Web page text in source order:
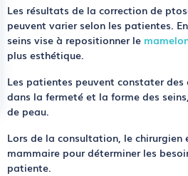
Les résultats de la correction de
peuvent varier selon les patientes.
seins vise à repositionner le
plus esthétique.
Les patientes peuvent constater
dans la fermeté et la forme des
de peau.
Lors de la consultation, le chirurgien
mammaire pour déterminer les
patiente.